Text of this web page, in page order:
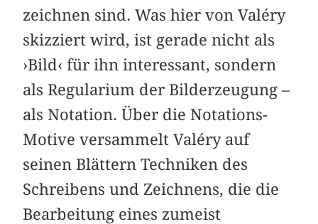
zeichnen sind. Was hier von Valéry
skizziert wird, ist gerade nicht als
›Bild‹ für ihn interessant, sondern
als Regularium der Bilderzeugung –
als Notation. Über die Notations-
Motive versammelt Valéry auf
seinen Blättern Techniken des
Schreibens und Zeichnens, die die
Bearbeitung eines zumeist